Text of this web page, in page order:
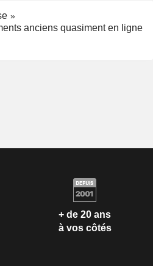
anciens quasiment en ligne
+ de 20 ans
à vos côtés